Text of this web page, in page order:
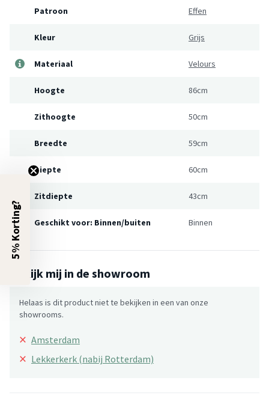
Patroon Effen
Kleur Grijs
Materiaal Velours
Hoogte 86cm
Zithoogte 50cm
Breedte 59cm
Diepte 60cm
Zitdiepte 43cm
Geschikt voor: Binnen/buiten Binnen
Bekijk mij in de showroom
Helaas is dit product niet te bekijken in een van onze
showrooms.
× Amsterdam
× Lekkerkerk (nabij Rotterdam)
5% Korting?